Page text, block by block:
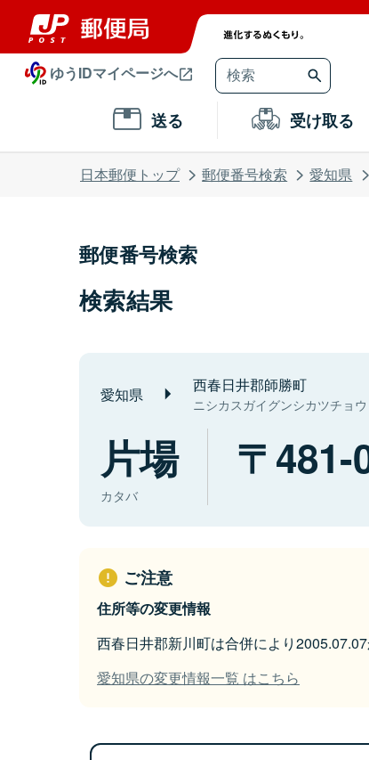
ゆうIDマイページへ
送る 受け取る
日本郵便トップ 郵便番号検索 愛知県
郵便番号検索
検索結果
愛知県 西春日井郡師勝町
ニシカスガイグンシカツチョウ
片場
カタバ
481-
ご注意
住所等の変更情報
西春日井郡新川町は合併により
愛知県の変更情報一覧 はこちら